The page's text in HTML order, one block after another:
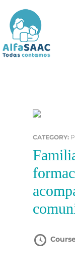
contenido
Formación
Recursos
Contacto
CATEGORY:
Familias y SAAC: